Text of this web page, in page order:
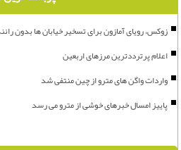
زوکس، رویای آمازون برای تسخیر خیابان ها بدون راننده
اعلام پرترددترین مرزهای اربعین
واردات واگن های مترو از چین منتفی شد
پاییز امسال خبرهای خوشی از مترو می رسد